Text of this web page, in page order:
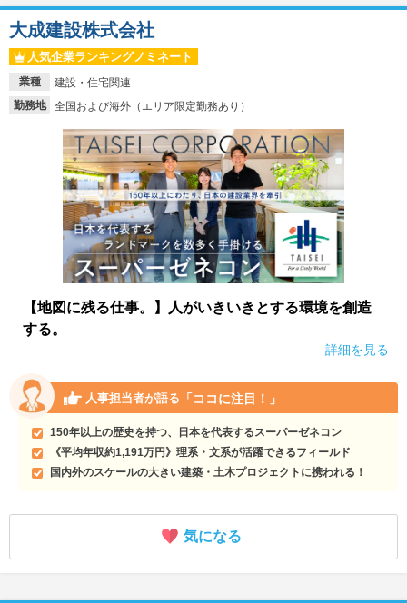
業種
建設・住宅関連
勤務地
全国および海外（エリア限定勤務あり）
大成建設株式会社
人気企業ランキングノミネート
【地図に残る仕事。】人がいきいきとする環境を創造
する。
詳細を見る
人事担当者が語る 「ココに注目！」
150年以上の歴史を持つ、日本を代表するスーパーゼネコン
《平均年収約1,191万円》理系・文系が活躍できるフィールド
国内外のスケールの大きい建築・土木プロジェクトに携われる！
気になる